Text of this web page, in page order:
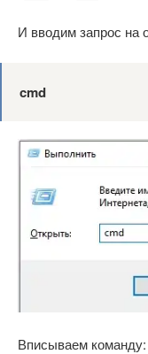
И вводим запрос на
cmd
Вписываем команду: